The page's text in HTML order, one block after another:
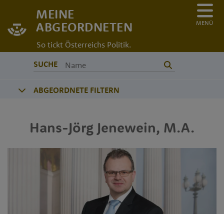
MEINE
ABGEORDNETEN
So tickt Österreichs Politik.
MENÜ
SUCHE
ABGEORDNETE FILTERN
Hans-Jörg Jenewein, M.A.